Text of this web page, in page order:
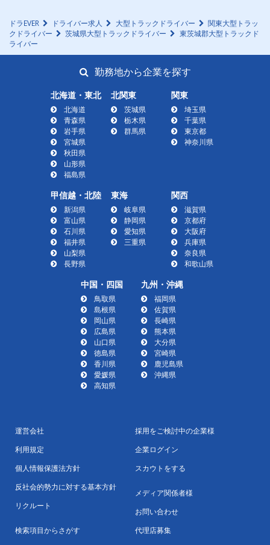
ドラEVER ドライバー求人 大型トラックドライバー
関東大型トラッ
クドライバー
茨城県大型トラックドライバー
東茨城郡大型トラックド
ライバー
勤務地から企業を探す
北海道・東北
北海道
青森県
岩手県
宮城県
秋田県
山形県
福島県
北関東
茨城県
栃木県
群馬県
関東
埼玉県
千葉県
東京都
神奈川県
甲信越・北陸
新潟県
富山県
石川県
福井県
山梨県
長野県
東海
岐阜県
静岡県
愛知県
三重県
関西
滋賀県
京都府
大阪府
兵庫県
奈良県
和歌山県
中国・四国
鳥取県
島根県
岡山県
広島県
山口県
徳島県
香川県
愛媛県
高知県
九州・沖縄
福岡県
佐賀県
長崎県
熊本県
大分県
宮崎県
鹿児島県
沖縄県
運営会社
利用規定
個人情報保護法方針
反社会的勢力に対する基本方針
リクルート
検索項目からさがす
採用をご検討中の企業様
企業ログイン
スカウトをする
メディア関係者様
お問い合わせ
代理店募集